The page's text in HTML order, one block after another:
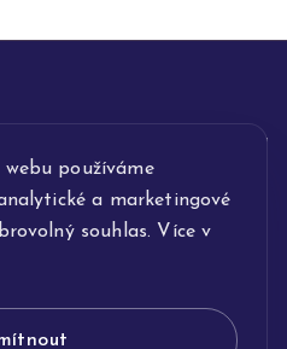
používáme
a marketingové
souhlas. Více v